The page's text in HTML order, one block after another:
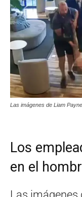
Las imágenes de Liam
Los
en el